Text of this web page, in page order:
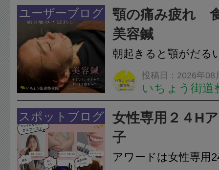
すが、原因そのもの
いこともあります。
原因を確認し、お一
ユーザーブログ
顎の痛み疲れ
美容鍼
朝起きると顎がだる
ありませんか？無意
は、顎の痛みや疲れ
フェイスラインの張
のこわばり・頭痛や
ながることがありま
投稿日：2026年08
いちょう街道
スポットブログ
女性専用２４H
子
アワードは女性専用